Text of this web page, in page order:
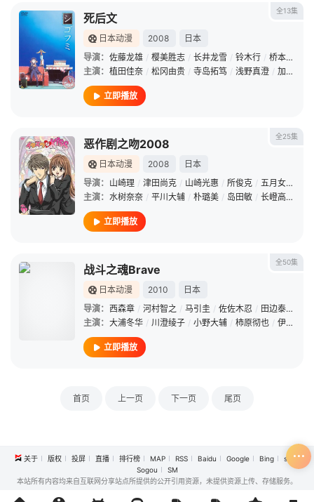
全13集
死后文
日本动漫 2008
日本
导演： 佐藤龙雄 / 樱美胜志 / 长井龙雪 / 铃木行 / 桥本敏一
主演： 植田佳奈 / 松冈由贵 / 寺岛拓笃 / 浅野真澄 / 加藤将之
立即播放
全25集
恶作剧之吻2008
日本动漫 2008
日本
导演： 山崎理 / 津田尚克 / 山崎光惠 / 所俊克 / 五月女有作
主演： 水树奈奈 / 平川大辅 / 朴璐美 / 岛田敏 / 长嶝高士
立即播放
全50集
战斗之魂Brave
日本动漫 2010
日本
导演： 西森章 / 河村智之 / 马引圭 / 佐佐木忍 / 田边泰裕
主演： 大浦冬华 / 川澄绫子 / 小野大辅 / 柿原彻也 / 伊藤加奈惠
立即播放
首页 上一页 下一页 尾页
关于 版权 投屏 直播 排行榜 MAP RSS Baidu Google Bing
so
Sogou
SM
本站所有内容均来自互联网分享站点所提供的公开引用资源，未提供资源上传、存储服务。